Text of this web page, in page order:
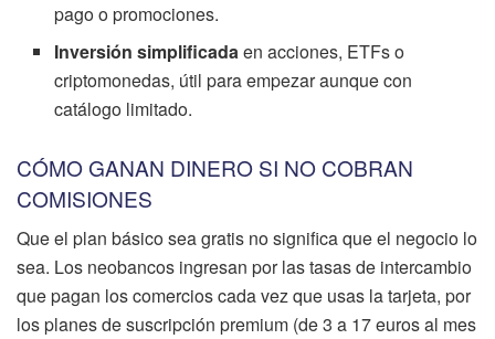
pago o promociones.
Inversión simplificadaen acciones, ETFs o
criptomonedas, útil para empezar aunque con
catálogo limitado.
CÓMO GANAN DINERO SI NO COBRAN
COMISIONES
Que el plan básico sea gratis no significa que el negocio lo
sea. Los neobancos ingresan por las tasas de intercambio
que pagan los comercios cada vez que usas la tarjeta, por
los planes de suscripción premium (de 3 a 17 euros al mes